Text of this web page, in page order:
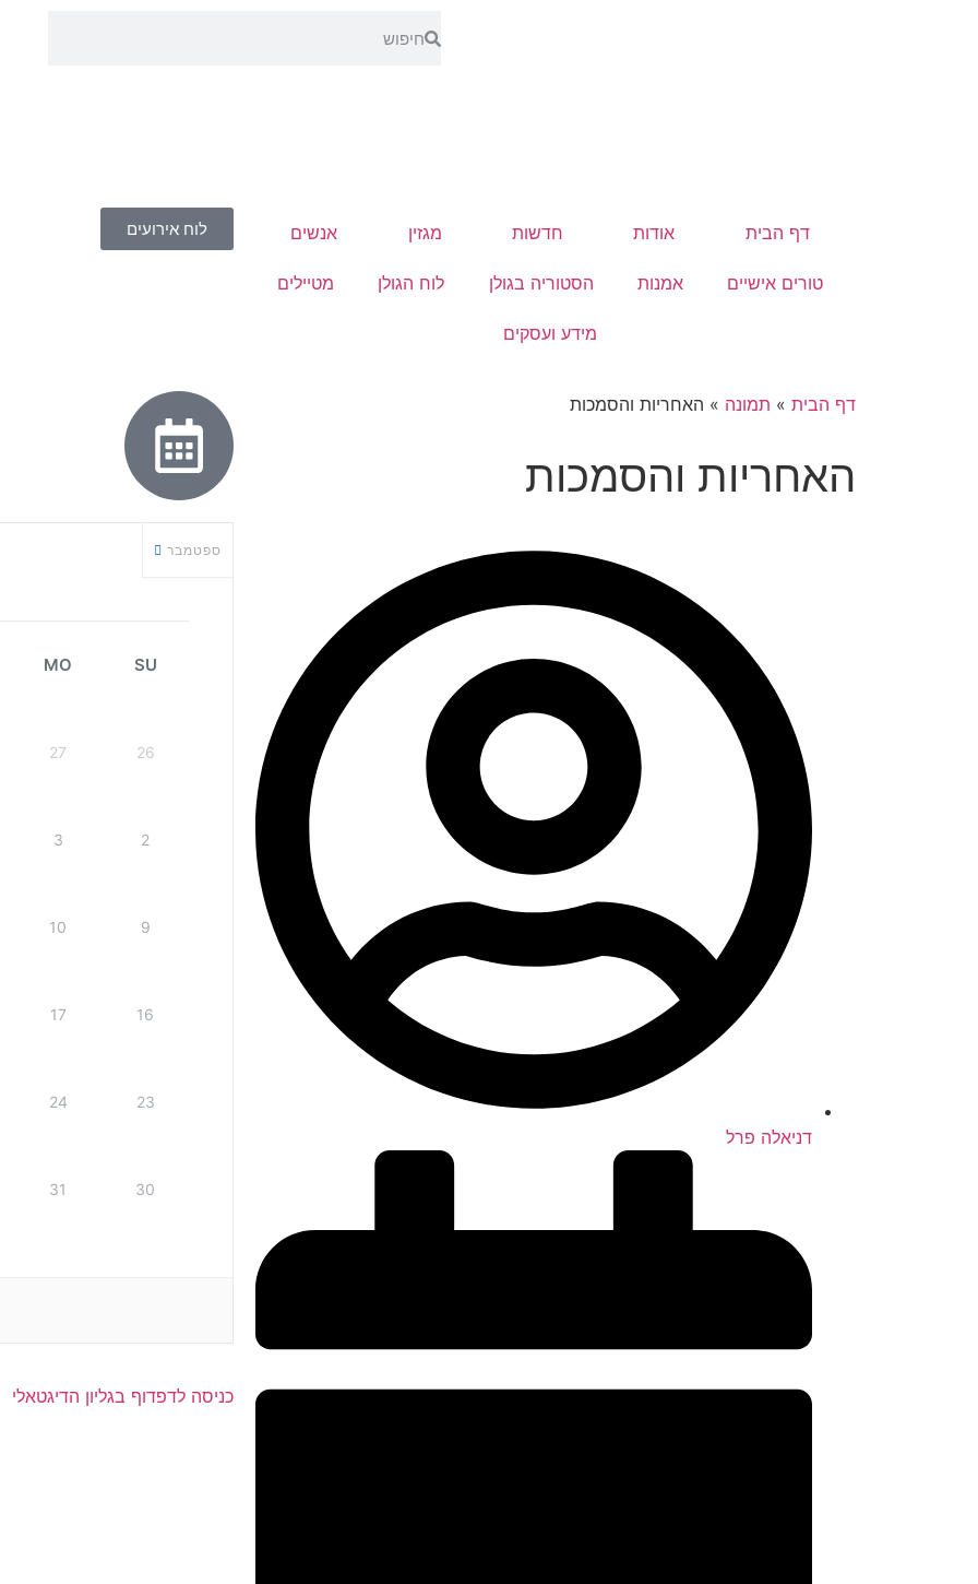
דף הבית אודות חדשות מגזין אנשים
טורים אישיים אמנות הסטוריה בגולן לוח הגולן מטיילים
מידע ועסקים
לוח אירועים
דף הבית » תמונה » האחריות והסמכות
האחריות והסמכות
דניאלה פרל
ספטמבר
SU
MO
26
27
2
3
9
10
16
17
23
24
30
31
כניסה לדפדוף בגליון הדיגטאלי